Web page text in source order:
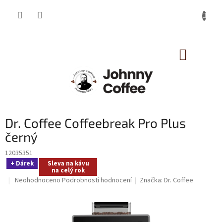
Dr. Coffee Coffeebreak Pro Plus
černý
12035351
+ Dárek Sleva na kávu
na celý rok
Průměrné
Neohodnoceno Podrobnosti hodnocení Značka:Dr. Coffee